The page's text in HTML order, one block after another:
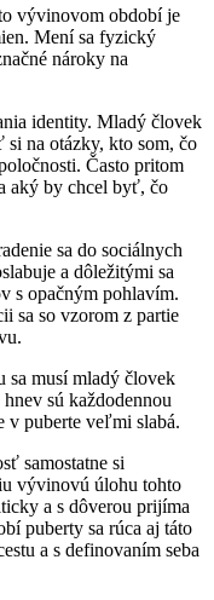
vývinovom období je
Mení sa fyzický
nároky na
identity. Mladý človek
si na otázky, kto som, čo
Často pritom
aký by chcel byť, čo
sa do sociálnych
a dôležitými sa
s opačným pohlavím.
sa so vzorom z partie
sa musí mladý človek
sú každodennou
v puberte veľmi slabá.
samostatne si
vývinovú úlohu tohto
a s dôverou prijíma
puberty sa rúca aj táto
a s definovaním seba